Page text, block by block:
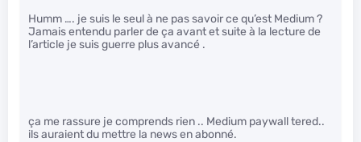
Humm …. je suis le seul à ne pas savoir ce qu’est Medium ?
Jamais entendu parler de ça avant et suite à la lecture de
l’article je suis guerre plus avancé .
ça me rassure je comprends rien .. Medium paywall tered..
ils auraient du mettre la news en abonné.